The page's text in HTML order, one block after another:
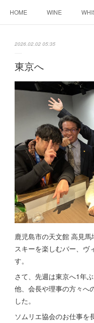
HOME WINE
2026.02.02 05:35
東京へ
鹿児島市の天文館 高見
スキーを楽しむバー、ヴ
す。
さて、先週は東京へ1年
他、会長や理事の方々へ
した。
ソムリエ協会のお仕事を